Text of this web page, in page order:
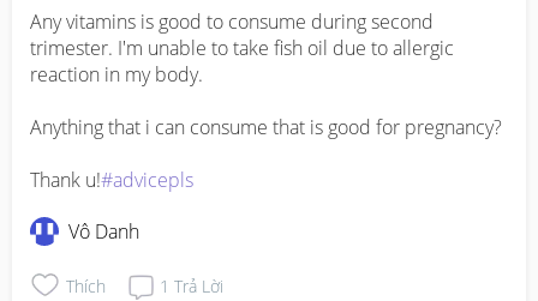
Any vitamins is good to consume during second
trimester. I'm unable to take fish oil due to allergic
reaction in my body.
Anything that i can consume that is good for pregnancy?
Thank u!#advicepls
Vô Danh
Thích 1 Trả Lời